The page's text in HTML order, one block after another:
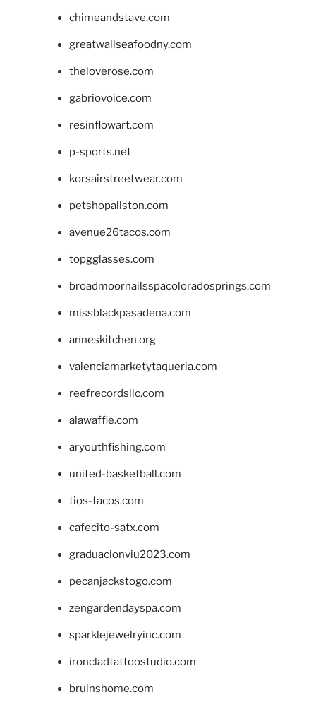
chimeandstave.com
greatwallseafoodny.com
theloverose.com
gabriovoice.com
resinflowart.com
p-sports.net
korsairstreetwear.com
petshopallston.com
avenue26tacos.com
topgglasses.com
broadmoornailsspacoloradosprings.com
missblackpasadena.com
anneskitchen.org
valenciamarketytaqueria.com
reefrecordsllc.com
alawaffle.com
aryouthfishing.com
united-basketball.com
tios-tacos.com
cafecito-satx.com
graduacionviu2023.com
pecanjackstogo.com
zengardendayspa.com
sparklejewelryinc.com
ironcladtattoostudio.com
bruinshome.com